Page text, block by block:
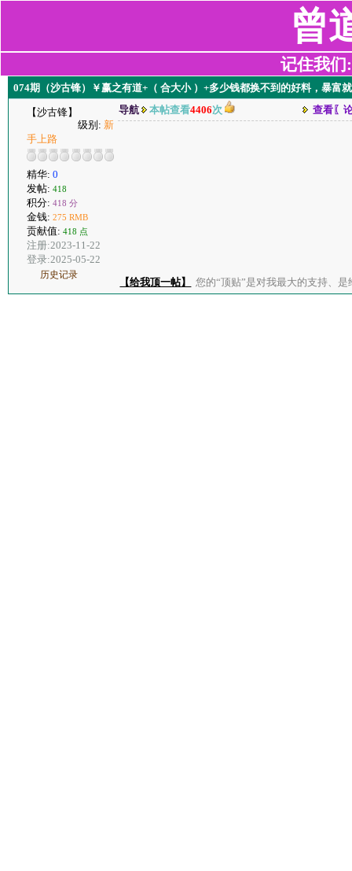
曾
记住我们
074期（沙古锋）￥赢之有道+（ 合大小 ）+多少钱都换不到的好料，暴富
【沙古锋】
级别: 新
手上路
精华: 0
发帖: 418
积分: 418 分
金钱: 275 RMB
贡献值: 418 点
注册:2023-11-22
登录:2025-05-22
历史记录
导航 本帖查看4406次 查看〖
【给我顶一帖】 您的“顶贴”是对我最大的支持、